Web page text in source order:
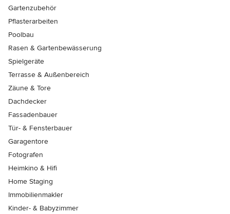
Gartenzubehör
Pflasterarbeiten
Poolbau
Rasen & Gartenbewässerung
Spielgeräte
Terrasse & Außenbereich
Zäune & Tore
Dachdecker
Fassadenbauer
Tür- & Fensterbauer
Garagentore
Fotografen
Heimkino & Hifi
Home Staging
Immobilienmakler
Kinder- & Babyzimmer